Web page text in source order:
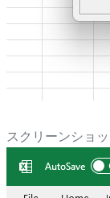
スクリーンショ